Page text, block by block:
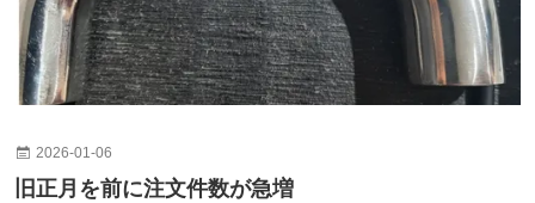
2026-01-06
旧正月を前に注文件数が急増